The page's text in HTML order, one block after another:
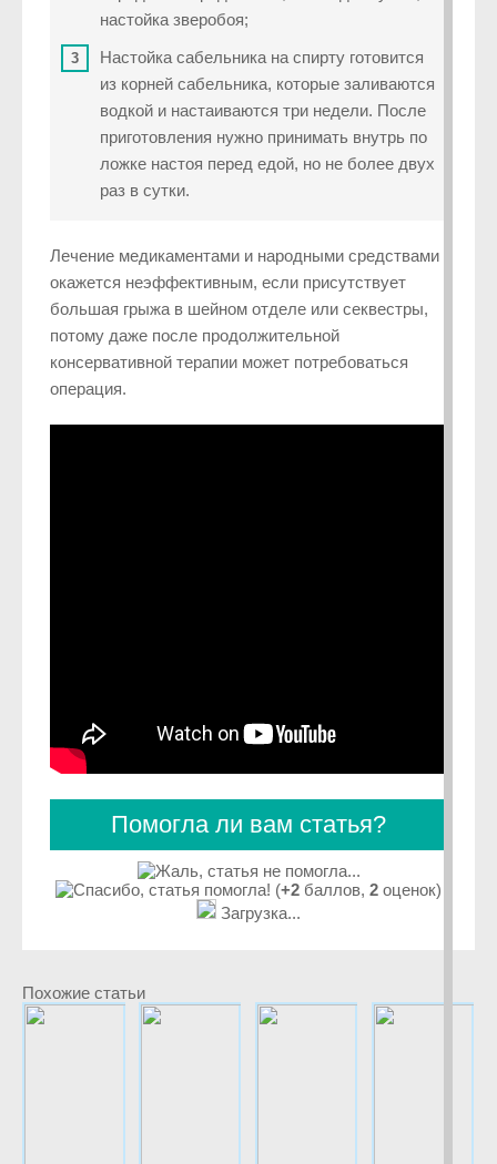
настойка зверобоя;
Настойка сабельника на спирту готовится
из корней сабельника, которые заливаются
водкой и настаиваются три недели. После
приготовления нужно принимать внутрь по
ложке настоя перед едой, но не более двух
раз в сутки.
Лечение медикаментами и народными средствами
окажется неэффективным, если присутствует
большая грыжа в шейном отделе или секвестры,
потому даже после продолжительной
консервативной терапии может потребоваться
операция.
Помогла ли вам статья?
(+2 баллов, 2 оценок)
Загрузка...
Похожие статьи